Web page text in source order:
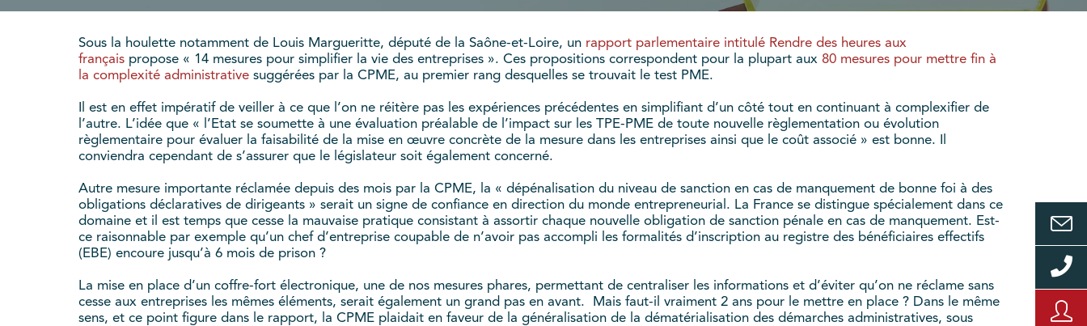
Sous la houlette notamment de Louis Margueritte, député de la Saône-et-Loire, un rapport parlementaire intitulé Rendre des heures aux
français propose « 14 mesures pour simplifier la vie des entreprises ». Ces propositions correspondent pour la plupart aux 80 mesures pour mettre fin à
la complexité administrative suggérées par la CPME, au premier rang desquelles se trouvait le test PME.
Il est en effet impératif de veiller à ce que l’on ne réitère pas les expériences précédentes en simplifiant d’un côté tout en continuant à complexifier de
l’autre. L’idée que « l’Etat se soumette à une évaluation préalable de l’impact sur les TPE-PME de toute nouvelle règlementation ou évolution
règlementaire pour évaluer la faisabilité de la mise en œuvre concrète de la mesure dans les entreprises ainsi que le coût associé » est bonne. Il
conviendra cependant de s’assurer que le législateur soit également concerné.
Autre mesure importante réclamée depuis des mois par la CPME, la « dépénalisation du niveau de sanction en cas de manquement de bonne foi à des
obligations déclaratives de dirigeants » serait un signe de confiance en direction du monde entrepreneurial. La France se distingue spécialement dans ce
domaine et il est temps que cesse la mauvaise pratique consistant à assortir chaque nouvelle obligation de sanction pénale en cas de manquement. Est-
ce raisonnable par exemple qu’un chef d’entreprise coupable de n’avoir pas accompli les formalités d’inscription au registre des bénéficiaires effectifs
(EBE) encoure jusqu’à 6 mois de prison ?
La mise en place d’un coffre-fort électronique, une de nos mesures phares, permettant de centraliser les informations et d’éviter qu’on ne réclame sans
cesse aux entreprises les mêmes éléments, serait également un grand pas en avant. Mais faut-il vraiment 2 ans pour le mettre en place ? Dans le même
sens, et ce point figure dans le rapport, la CPME plaidait en faveur de la généralisation de la dématérialisation des démarches administratives, sous